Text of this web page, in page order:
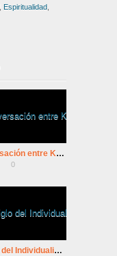
Espiritualidad
Conversación entre Krishnamurti y Bernard Levin (BBC-1981)
0
El Siglo del Individualismo: 3º Máquinas De Felicidad